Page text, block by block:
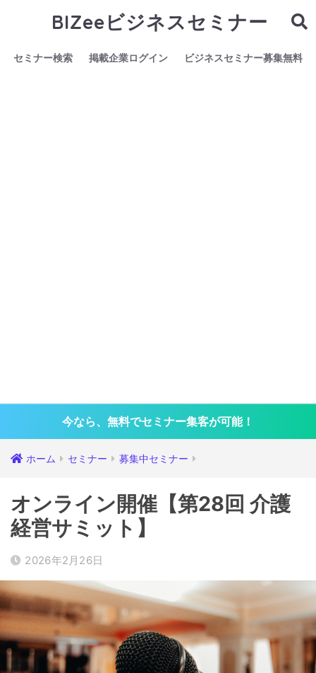
BIZeeビジネスセミナー
セミナー検索 掲載企業ログイン ビジネスセミナー募集無料
今なら、無料でセミナー集客が可能！
ホーム セミナー 募集中セミナー
オンライン開催【第28回 介護
経営サミット】
2026年2月26日